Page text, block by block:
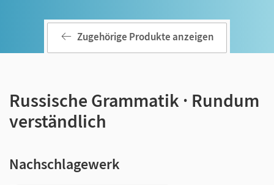
Zugehörige Produkte anzeigen
Russische Grammatik · Rundum
verständlich
Nachschlagewerk